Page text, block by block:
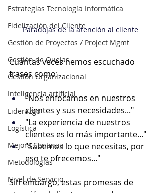
Estrategias Tecnología Informática
Fidelización del Cliente
Gestión de Proyectos / Project Mgmt
Gestión de Quejas
Gestión Organizacional
Inteligencia artificial
Liderazgo
Logística
Mejora Continua
Metodologías
Nivel de Servicio
Paradojas de la atención al cliente
Cuántas veces hemos escuchado
frases como:
"Nos enfocamos en nuestros
clientes y sus necesidades..."
"La experiencia de nuestros
clientes es lo más importante..."
"Sabemos lo que necesitas, por
eso te ofrecemos..."
Sin embargo, estas promesas de